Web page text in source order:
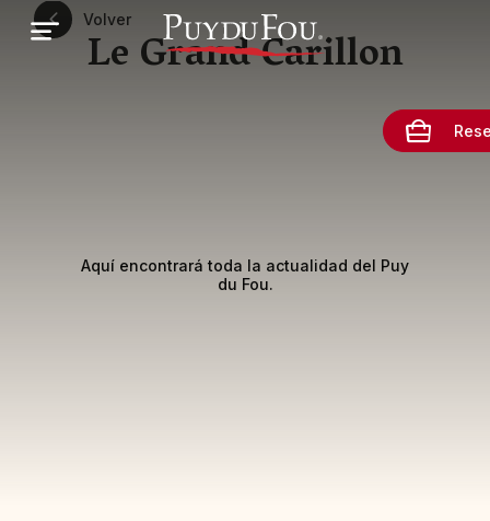
Pasar
contenido
Volver
Le Grand Carillon
Aquí encontrará toda la actualidad del Puy
du Fou.